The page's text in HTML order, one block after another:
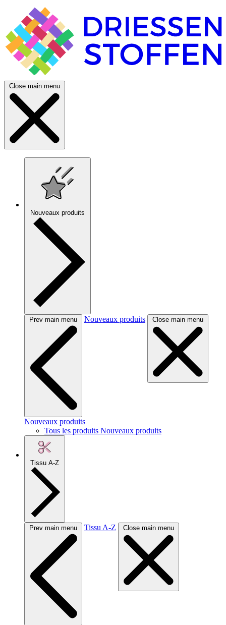
Close main menu
Nouveaux produits
Prev main menu Nouveaux produits Close main menu
Nouveaux produits
Tous les produits Nouveaux produits
Tissu A-Z
Prev main menu Tissu A-Z Close main menu